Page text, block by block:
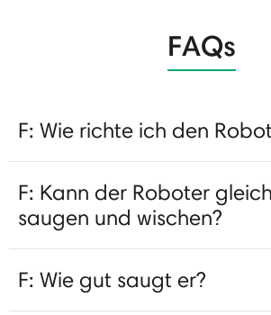
FAQs
F: Wie richte ich den
F: Kann der Roboter
saugen und wischen?
F: Wie gut saugt er?